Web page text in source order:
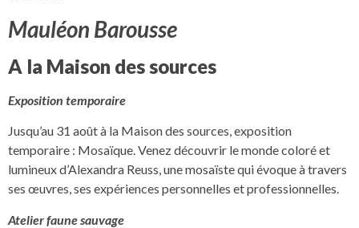
Mauléon Barousse
A la Maison des sources
Exposition temporaire
Jusqu’au 31 août à la Maison des sources, exposition
temporaire : Mosaïque. Venez découvrir le monde coloré et
lumineux d’Alexandra Reuss, une mosaïste qui évoque à travers
ses œuvres, ses expériences personnelles et professionnelles.
Atelier faune sauvage